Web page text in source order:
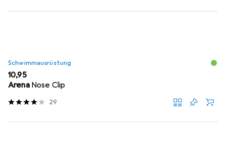
Schwimmausrüstung
EUR
10,95
Arena Nose Clip
29